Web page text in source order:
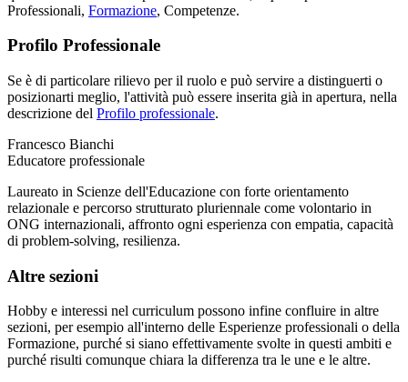
Professionali, Formazione, Competenze.
Profilo Professionale
Se è di particolare rilievo per il ruolo e può servire a distinguerti o
posizionarti meglio, l'attività può essere inserita già in apertura, nella
descrizione del Profilo professionale.
Francesco Bianchi
Educatore professionale
Laureato in Scienze dell'Educazione con forte orientamento
relazionale e percorso strutturato pluriennale come volontario in
ONG internazionali, affronto ogni esperienza con empatia, capacità
di problem-solving, resilienza.
Altre sezioni
Hobby e interessi nel curriculum possono infine confluire in altre
sezioni, per esempio all'interno delle Esperienze professionali o della
Formazione, purché si siano effettivamente svolte in questi ambiti e
purché risulti comunque chiara la differenza tra le une e le altre.